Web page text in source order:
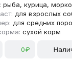
рыба, курица,
для взрослых
для средних
сухой корм
0₽